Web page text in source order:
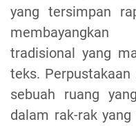
yang tersimpan
membayangkan
tradisional yang
teks.
sebuah ruang
dalam rak-rak